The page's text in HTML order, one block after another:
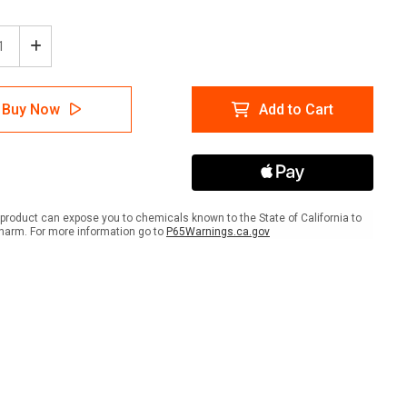
Increase
Quantity
of
Les
EPI
Requis
à
Cheveux
Buy Now Add to Cart
can expose you to chemicals known to the State of California to
For more information go to P65Warnings.ca.gov